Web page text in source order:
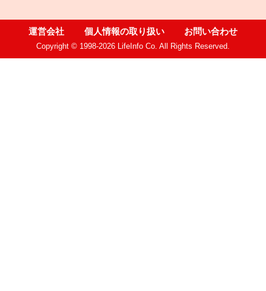
運営会社 個人情報の取り扱い お問い合わせ
Copyright © 1998-2026 LifeInfo Co. All Rights Reserved.